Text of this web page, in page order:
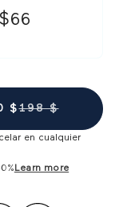
$66
$198 $
en cualquier
Learn more